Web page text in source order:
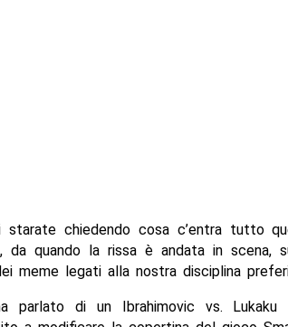
starate chiedendo cosa c’entra tutto
da quando la rissa è andata in scena,
meme legati alla nostra disciplina
parlato di un Ibrahimovic vs.